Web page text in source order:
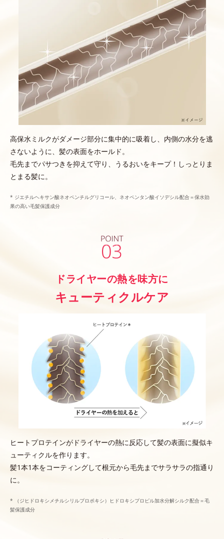
高保水ミルクがダメージ部分に集中的に吸着し、内側の水分を逃
さないように、髪の表面をホールド。
毛先までパサつきを抑えて守り、うるおいをキープ！しっとりま
とまる髪に。
* ジエチルヘキサン酸ネオペンチルグリコール、ネオペンタン酸イソデシル配合＝保水効
果の高い毛髪保護成分
ドライヤーの熱を味方に
キューティクルケア
ヒートプロテインがドライヤーの熱に反応して髪の表面に擬似キ
ューティクルを作ります。
髪1本1本をコーティングして根元から毛先までサラサラの指通り
に。
* （ジヒドロキシメチルシリルプロポキシ）ヒドロキシプロピル加水分解シルク配合＝毛
髪保護成分